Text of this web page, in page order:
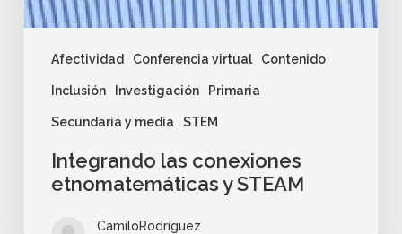
Afectividad Conferencia virtual Contenido
Inclusión Investigación Primaria
Secundaria y media STEM
Integrando las conexiones
etnomatemáticas y STEAM
CamiloRodriguez